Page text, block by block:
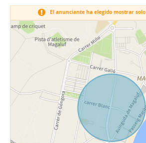
El anunciante ha elegido mostrar